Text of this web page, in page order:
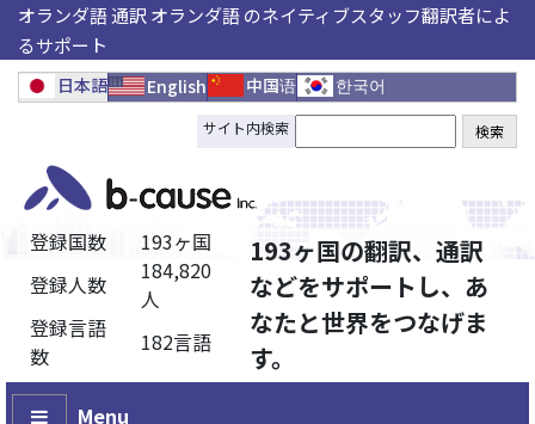
オランダ語 通訳 オランダ語 のネイティブスタッフ翻訳者によ
るサポート